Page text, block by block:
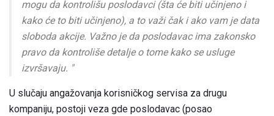
mogu da kontrolišu poslodavci (šta će biti učinjeno i
kako će to biti učinjeno), a to važi čak i ako vam je data
sloboda akcije. Važno je da poslodavac ima zakonsko
pravo da kontroliše detalje o tome kako se usluge
izvršavaju. "
U slučaju angažovanja korisničkog servisa za drugu
kompaniju, postoji veza gde poslodavac (posao